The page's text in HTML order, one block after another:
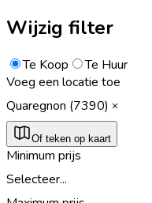
Wijzig filter
Te Koop
Te Huur
Voeg een locatie toe
Quaregnon (7390)
Of teken op kaart
Minimum prijs
Selecteer...